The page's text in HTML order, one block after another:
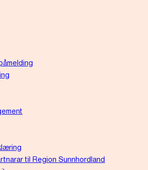
til Region Sunnhordland